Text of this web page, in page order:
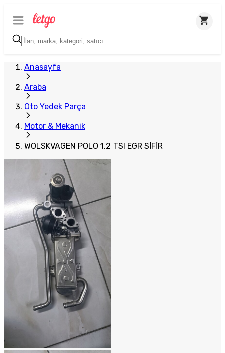
Anasayfa
Araba
Oto Yedek Parça
Motor & Mekanik
WOLSKVAGEN POLO 1.2 TSI EGR SİFİR